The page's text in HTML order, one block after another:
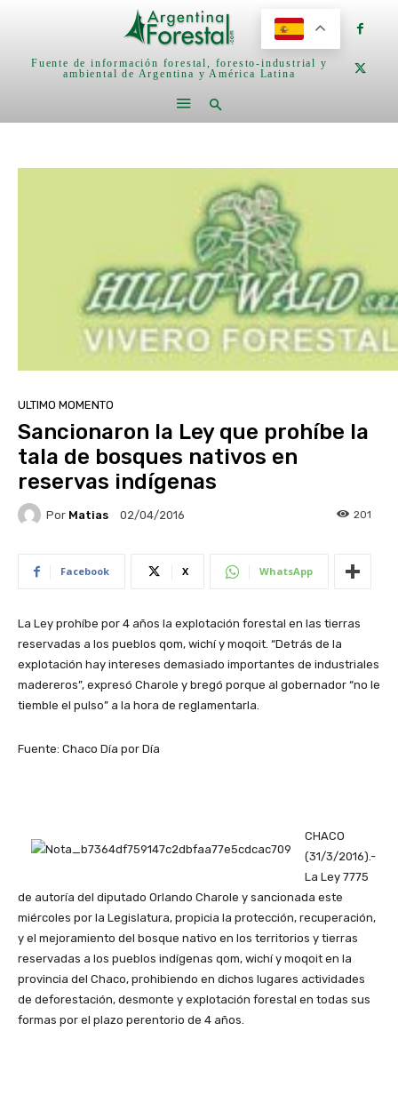
Fuente de información forestal, foresto-industrial y
ambiental de Argentina y América Latina
ULTIMO MOMENTO
Sancionaron la Ley que prohíbe la
tala de bosques nativos en
reservas indígenas
Por Matias 02/04/2016 201
Facebook X WhatsApp
La Ley prohíbe por 4 años la explotación forestal en las tierras
reservadas a los pueblos qom, wichí y moqoit. “Detrás de la
explotación hay intereses demasiado importantes de industriales
madereros”, expresó Charole y bregó porque al gobernador “no le
tiemble el pulso” a la hora de reglamentarla.
Fuente: Chaco Día por Día
CHACO
(31/3/2016).-
La Ley 7775
de autoría del diputado Orlando Charole y sancionada este
miércoles por la Legislatura, propicia la protección, recuperación,
y el mejoramiento del bosque nativo en los territorios y tierras
reservadas a los pueblos indígenas qom, wichí y moqoit en la
provincia del Chaco, prohibiendo en dichos lugares actividades
de deforestación, desmonte y explotación forestal en todas sus
formas por el plazo perentorio de 4 años.